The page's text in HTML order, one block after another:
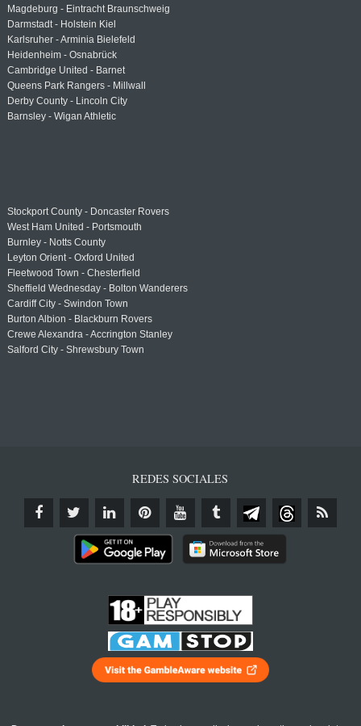
Magdeburg - Eintracht Braunschweig
Darmstadt - Holstein Kiel
Karlsruher - Arminia Bielefeld
Heidenheim - Osnabrück
Cambridge United - Barnet
Queens Park Rangers - Millwall
Derby County - Lincoln City
Barnsley - Wigan Athletic
Stockport County - Doncaster Rovers
West Ham United - Portsmouth
Burnley - Notts County
Leyton Orient - Oxford United
Fleetwood Town - Chesterfield
Sheffield Wednesday - Bolton Wanderers
Cardiff City - Swindon Town
Burton Albion - Blackburn Rovers
Crewe Alexandra - Accrington Stanley
Salford City - Shrewsbury Town
REDES SOCIALES